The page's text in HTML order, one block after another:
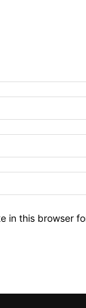
in this browser